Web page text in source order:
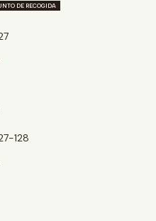
DE RECOGIDA
128